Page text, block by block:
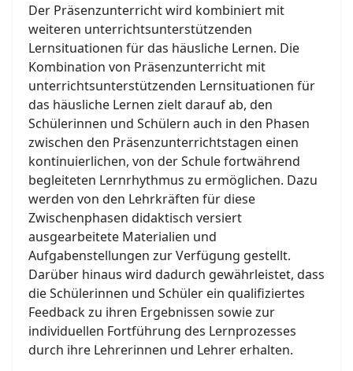
Der Präsenzunterricht wird kombiniert mit
weiteren unterrichtsunterstützenden
Lernsituationen für das häusliche Lernen. Die
Kombination von Präsenzunterricht mit
unterrichtsunterstützenden Lernsituationen für
das häusliche Lernen zielt darauf ab, den
Schülerinnen und Schülern auch in den Phasen
zwischen den Präsenzunterrichtstagen einen
kontinuierlichen, von der Schule fortwährend
begleiteten Lernrhythmus zu ermöglichen. Dazu
werden von den Lehrkräften für diese
Zwischenphasen didaktisch versiert
ausgearbeitete Materialien und
Aufgabenstellungen zur Verfügung gestellt.
Darüber hinaus wird dadurch gewährleistet, dass
die Schülerinnen und Schüler ein qualifiziertes
Feedback zu ihren Ergebnissen sowie zur
individuellen Fortführung des Lernprozesses
durch ihre Lehrerinnen und Lehrer erhalten.